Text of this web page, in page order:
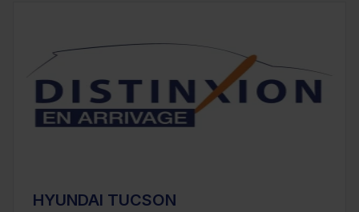
HYUNDAI TUCSON